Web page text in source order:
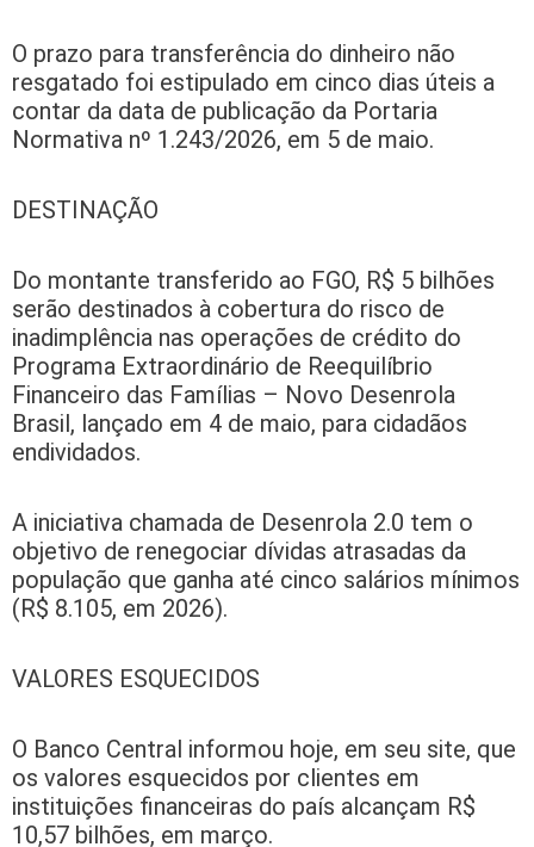
O prazo para transferência do dinheiro não
resgatado foi estipulado em cinco dias úteis a
contar da data de publicação da Portaria
Normativa nº 1.243/2026, em 5 de maio.
DESTINAÇÃO
Do montante transferido ao FGO, R$ 5 bilhões
serão destinados à cobertura do risco de
inadimplência nas operações de crédito do
Programa Extraordinário de Reequilíbrio
Financeiro das Famílias – Novo Desenrola
Brasil, lançado em 4 de maio, para cidadãos
endividados.
A iniciativa chamada de Desenrola 2.0 tem o
objetivo de renegociar dívidas atrasadas da
população que ganha até cinco salários mínimos
(R$ 8.105, em 2026).
VALORES ESQUECIDOS
O Banco Central informou hoje, em seu site, que
os valores esquecidos por clientes em
instituições financeiras do país alcançam R$
10,57 bilhões, em março.